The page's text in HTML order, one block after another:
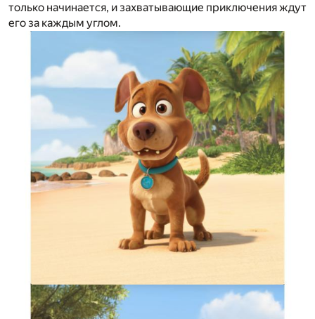
только начинается, и захватывающие приключения ждут
его за каждым углом.